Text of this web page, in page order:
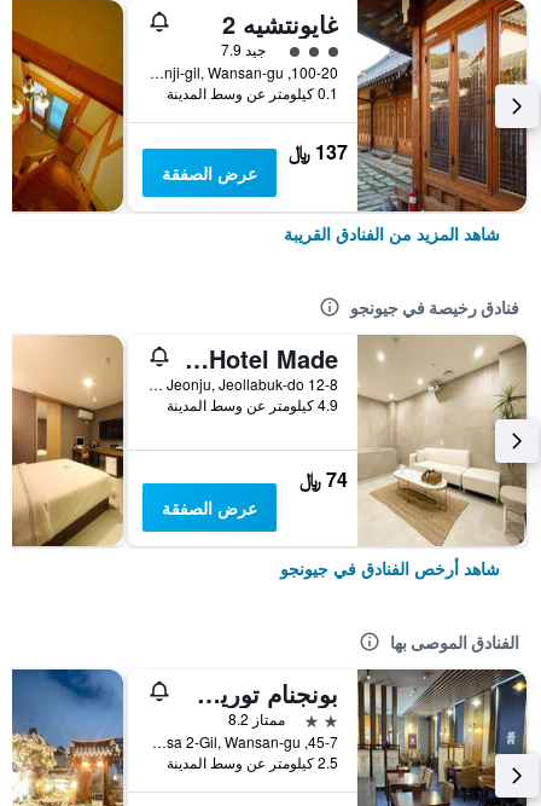
غايونتشيه 2
تقييم فئة 3جيد 7.9
100-20, Hanji-gil, Wansan-gu, جيونجو, كوريا الجنوبية
0.1 كيلومتر عن وسط المدينة
137 ﷼
عرض الصفقة
شاهد المزيد من الفنادق القريبة
فنادق رخيصة في جيونجو
Jeonju Sanjeongdong Hotel Made
12-8 Sanjeong 2-Gil, Deokjin-gu, Jeonju, Jeollabuk-do, جيونجو, كوريا الجنوبية
4.9 كيلومتر عن وسط المدينة
74 ﷼
عرض الصفقة
شاهد أرخص الفنادق في جيونجو
الفنادق الموصى بها
بونجنام توريست هوتل
2 نجمتين
ممتاز 8.2
45-7, Jeonjugaeksa 2-Gil, Wansan-gu, جيونجو, كوريا الجنوبية
2.5 كيلومتر عن وسط المدينة